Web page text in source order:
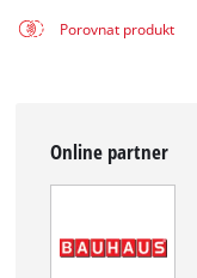
Porovnat produkt
Online partner